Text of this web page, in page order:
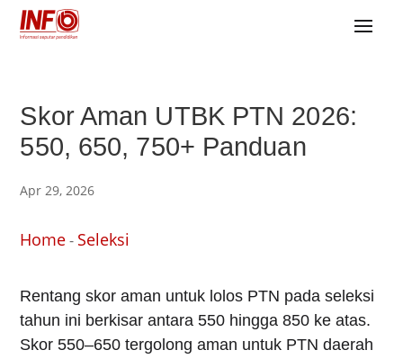
Skor Aman UTBK PTN 2026:
550, 650, 750+ Panduan
Apr 29, 2026
Home- Seleksi
Rentang skor aman untuk lolos PTN pada seleksi
tahun ini berkisar antara 550 hingga 850 ke atas.
Skor 550–650 tergolong aman untuk PTN daerah